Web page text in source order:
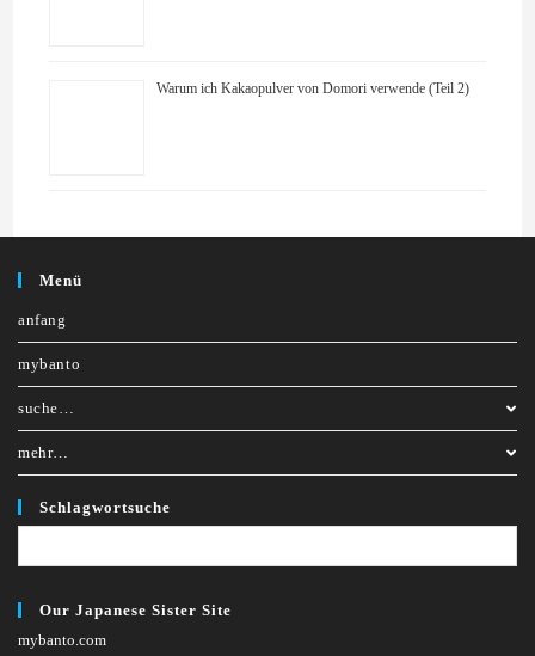
Warum ich Kakaopulver von Domori verwende (Teil 2)
Menü
anfang
mybanto
suche…
mehr…
Schlagwortsuche
Our Japanese Sister Site
mybanto.com